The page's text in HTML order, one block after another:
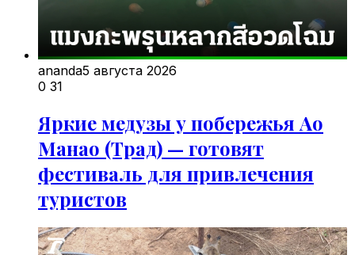
ananda5 августа 2026
0 31
Яркие медузы у побережья Ао
Манао (Трад) — готовят
фестиваль для привлечения
туристов